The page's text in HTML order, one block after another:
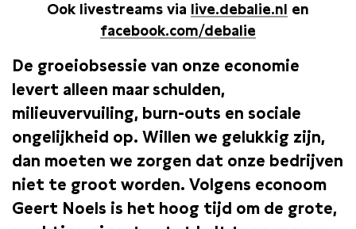
Ook livestreams via live.debalie.nl en
facebook.com/debalie
De groeiobsessie van onze economie
levert alleen maar schulden,
milieuvervuiling, burn-outs en sociale
ongelijkheid op. Willen we gelukkig zijn,
dan moeten we zorgen dat onze bedrijven
niet te groot worden. Volgens econoom
Geert Noels is het hoog tijd om de grote,